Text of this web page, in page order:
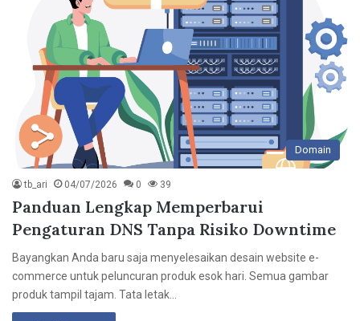
Domain
tb_ari 04/07/2026 0 39
Panduan Lengkap Memperbarui
Pengaturan DNS Tanpa Risiko Downtime
Bayangkan Anda baru saja menyelesaikan desain website e-
commerce untuk peluncuran produk esok hari. Semua gambar
produk tampil tajam. Tata letak…